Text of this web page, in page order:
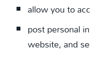
allow you to
post personal
website, and